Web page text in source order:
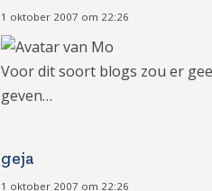
1 oktober 2007 om 22:26
Voor dit soort blogs zou er
geven…
geja
1 oktober 2007 om 22:26